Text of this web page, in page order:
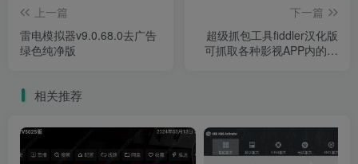
上一篇
雷电模拟器v9.0.68.0去广告
绿色纯净版
下一篇
超级抓包工具fiddler汉化版
可抓取各种影视APP内的解
相关推荐